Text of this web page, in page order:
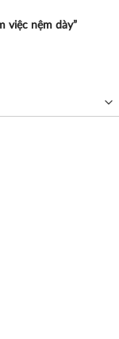
việc nệm dày”